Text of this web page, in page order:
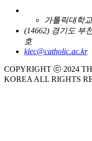
가톨릭대학
(14662) 경기도 부
호
klec@catholic.ac.kr
COPYRIGHT ⓒ 2024
KOREA ALL RIGHTS